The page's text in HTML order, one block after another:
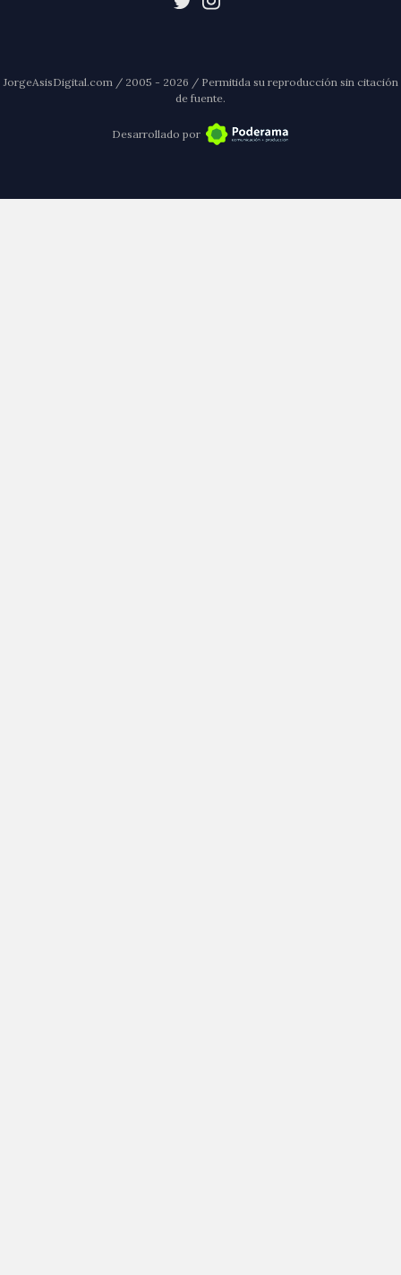
JorgeAsisDigital.com / 2005 - 2026 / Permitida su reproducción sin citación
de fuente.
Desarrollado por